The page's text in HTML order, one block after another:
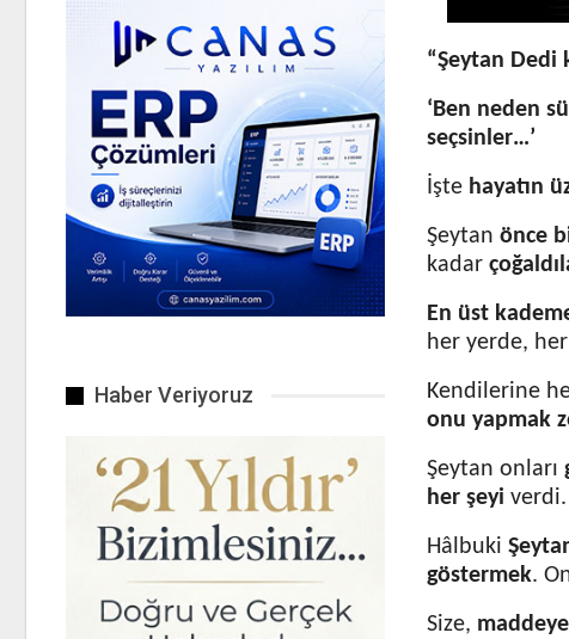
“Şeytan Dedi
‘Ben neden
seçsinler…’
İşte hayatın
Şeytan önce
kadar
En üst
her yerde,
Kendilerine
onu yapmak
Şeytan onları
her şeyi verdi.
Hâlbuki
göstermek.
Size,
Haber Veriyoruz